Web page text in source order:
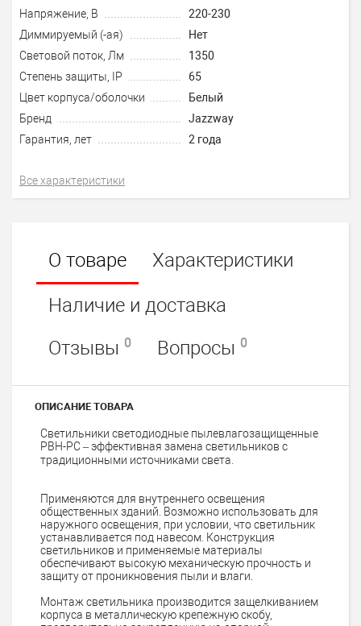
Напряжение, В
220-230
Диммируемый (-ая)
Нет
Световой поток, Лм
1350
Степень защиты, IP
65
Цвет корпуса/оболочки
Белый
Бренд
Jazzway
Гарантия, лет
2 года
Все характеристики
О товаре
Характеристики
Наличие и доставка
Отзывы 0 Вопросы 0
ОПИСАНИЕ ТОВАРА
Светильники светодиодные пылевлагозащищенные
PBH-PC – эффективная замена светильников с
традиционными источниками света.
Применяются для внутреннего освещения
общественных зданий. Возможно использовать для
наружного освещения, при условии, что светильник
устанавливается под навесом. Конструкция
светильников и применяемые материалы
обеспечивают высокую механическую прочность и
защиту от проникновения пыли и влаги.
Монтаж светильника производится защелкиванием
корпуса в металлическую крепежную скобу,